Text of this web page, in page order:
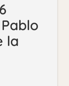
la